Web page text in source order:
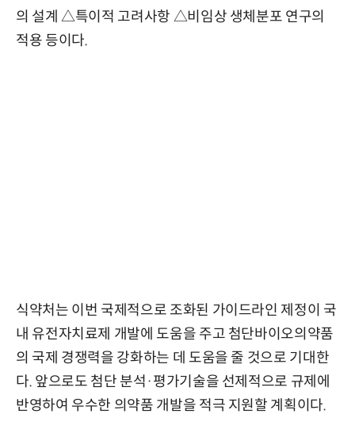
의 설계 △특이적 고려사항 △비임상 생체분포 연구의
적용 등이다.
식약처는 이번 국제적으로 조화된 가이드라인 제정이 국
내 유전자치료제 개발에 도움을 주고 첨단바이오의약품
의 국제 경쟁력을 강화하는 데 도움을 줄 것으로 기대한
다. 앞으로도 첨단 분석·평가기술을 선제적으로 규제에
반영하여 우수한 의약품 개발을 적극 지원할 계획이다.